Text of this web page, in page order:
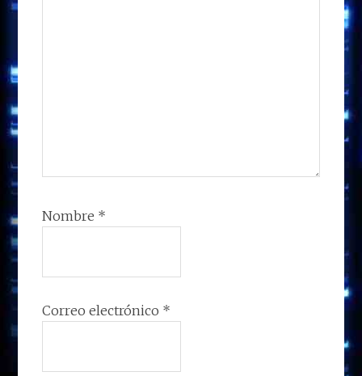
Nombre *
Correo electrónico *